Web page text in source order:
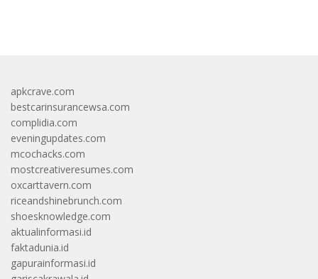
apkcrave.com
bestcarinsurancewsa.com
complidia.com
eveningupdates.com
mcochacks.com
mostcreativeresumes.com
oxcarttavern.com
riceandshinebrunch.com
shoesknowledge.com
aktualinformasi.id
faktadunia.id
gapurainformasi.id